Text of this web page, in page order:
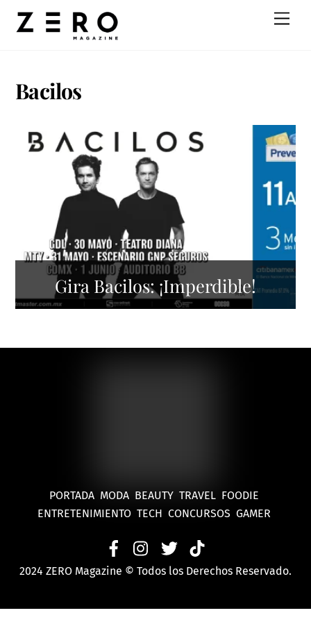
Bacilos
Gira Bacilos: ¡Imperdible!
PORTADA MODA BEAUTY TRAVEL FOODIE
ENTRETENIMIENTO TECH CONCURSOS GAMER
2024 ZERO Magazine © Todos los Derechos Reservado.